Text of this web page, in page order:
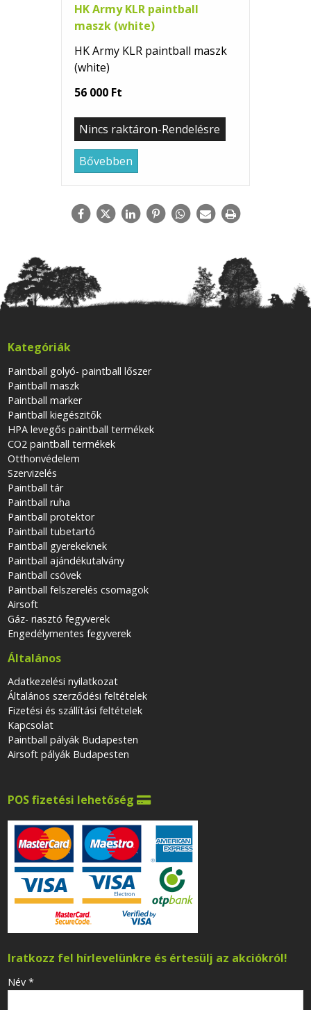
HK Army KLR paintball
maszk (white)
HK Army KLR paintball maszk
(white)
56 000 Ft
Nincs raktáron-Rendelésre
Bővebben
Kategóriák
Paintball golyó- paintball lőszer
Paintball maszk
Paintball marker
Paintball kiegészitők
HPA levegős paintball termékek
CO2 paintball termékek
Otthonvédelem
Szervizelés
Paintball tár
Paintball ruha
Paintball protektor
Paintball tubetartó
Paintball gyerekeknek
Paintball ajándékutalvány
Paintball csövek
Paintball felszerelés csomagok
Airsoft
Gáz- riasztó fegyverek
Engedélymentes fegyverek
Általános
Adatkezelési nyilatkozat
Általános szerződési feltételek
Fizetési és szállítási feltételek
Kapcsolat
Paintball pályák Budapesten
Airsoft pályák Budapesten
POS fizetési lehetőség 
Iratkozz fel hírlevelünkre és értesülj az akciókról!
-Név *